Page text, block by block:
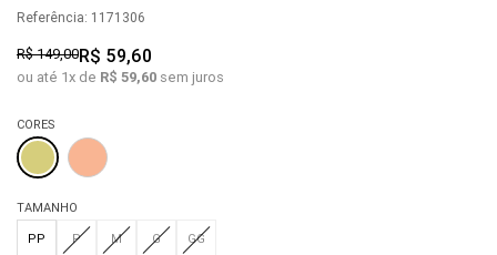
Referência: 1171306
R$149,00R$ 59,60
ou até 1x de R$ 59,60 sem juros
CORES
TAMANHO
PP P M G GG